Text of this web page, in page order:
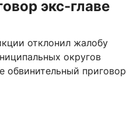
экс-главе
отклонил жалобу
округов
обвинительный приговор